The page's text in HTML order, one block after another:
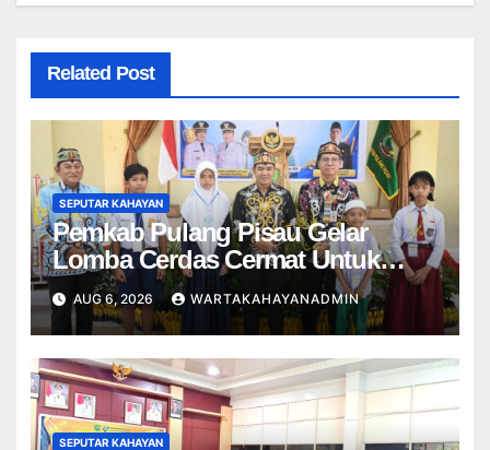
Related Post
SEPUTAR KAHAYAN
Pemkab Pulang Pisau Gelar
Lomba Cerdas Cermat Untuk
Pelajar
AUG 6, 2026 WARTAKAHAYANADMIN
SEPUTAR KAHAYAN